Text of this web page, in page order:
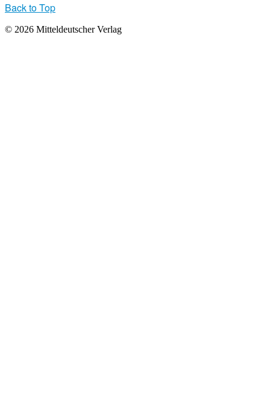
Back to Top
© 2026 Mitteldeutscher Verlag